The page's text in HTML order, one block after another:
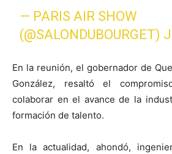
— PARIS AIR SHOW
(@SALONDUBOURGET)
En la reunión, el gobernador de
González, resaltó el
colaborar en el avance de la
formación de talento.
En la actualidad, ahondó,